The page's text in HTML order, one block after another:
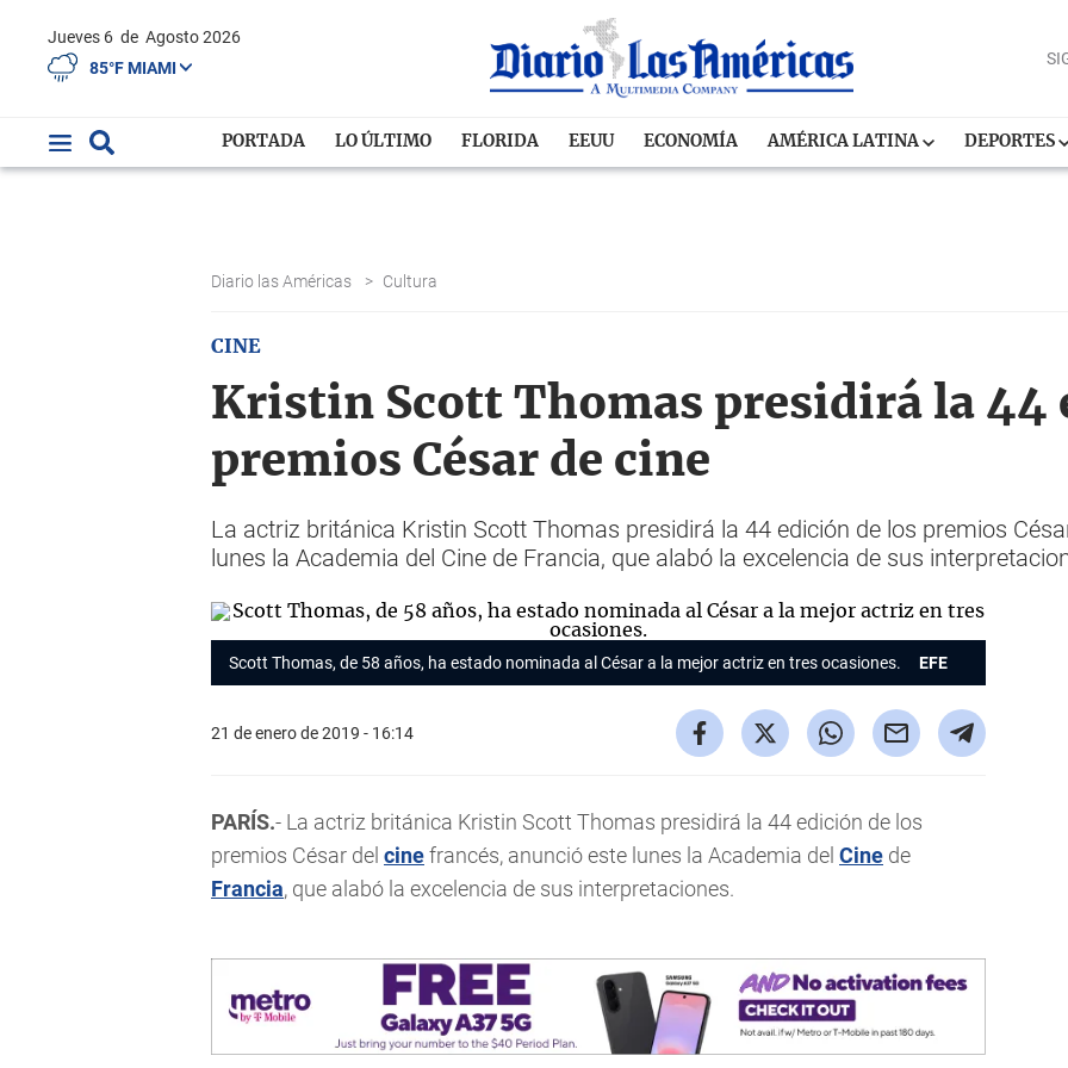
Jueves 6 de Agosto 2026
85°F MIAMI
PORTADA LO ÚLTIMO FLORIDA EEUU ECONOMÍA AMÉRICA LATINA DEPORTES
Diario las Américas > Cultura
CINE
Kristin Scott Thomas presidirá la 44
premios César de cine
La actriz británica Kristin Scott Thomas presidirá la 44 edición de los premios
lunes la Academia del Cine de Francia, que alabó la excelencia de sus
Scott Thomas, de 58 años, ha estado nominada al César a la mejor actriz en tres ocasiones. EFE
21 de enero de 2019 - 16:14
PARÍS.- La actriz británica Kristin Scott Thomas presidirá la 44 edición de los
premios César del cinefrancés, anunció este lunes la Academia del Cine de
Francia, que alabó la excelencia de sus interpretaciones.